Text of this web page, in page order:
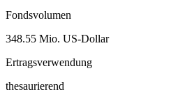
Fondsvolumen
348.55 Mio. US-Dollar
Ertragsverwendung
thesaurierend